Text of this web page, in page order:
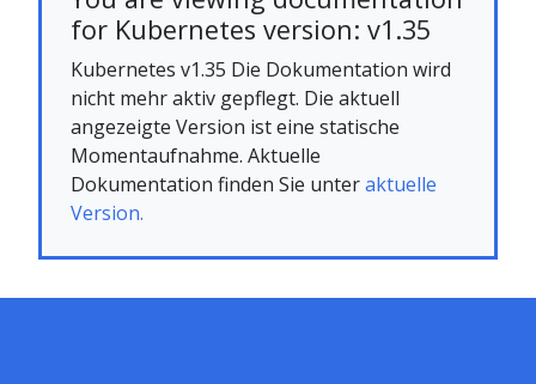
for Kubernetes version: v1.35
Kubernetes v1.35 Die Dokumentation wird
nicht mehr aktiv gepflegt. Die aktuell
angezeigte Version ist eine statische
Momentaufnahme. Aktuelle
Dokumentation finden Sie unteraktuelle
Version.